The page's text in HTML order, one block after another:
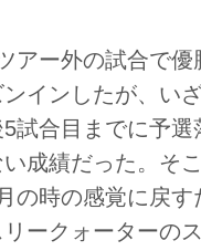
アー外の試合で優
インしたが、い
試合目までに予選
成績だった。そこ
の時の感覚に戻す
ークォーターの